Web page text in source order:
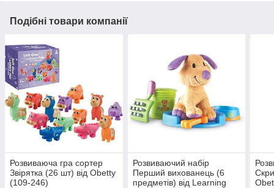
Подібні товари компанії
Розвиваюча гра сортер
Звірятка (26 шт) від Obetty
(109-246)
Розвиваючий набір
Перший вихованець (6
предметів) від Learning